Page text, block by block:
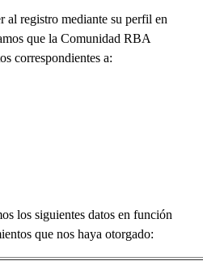
al registro mediante su perfil en
que la Comunidad RBA
correspondientes a:
los siguientes datos en función
que nos haya otorgado: